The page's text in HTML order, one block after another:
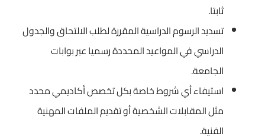
ثابتا.
تسديد الرسوم الدراسية المقررة لطلب الالتحاق والجدول
الدراسي في المواعيد المحددة رسميا عبر بوابات
الجامعة.
استيفاء أي شروط خاصة بكل تخصص أكاديمي محدد
مثل المقابلات الشخصية أو تقديم الملفات المهنية
الفنية.